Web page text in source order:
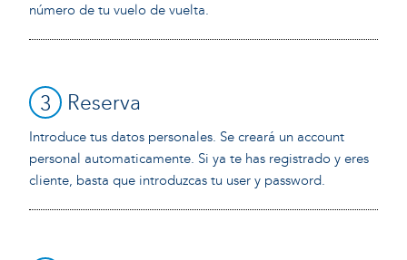
número de tu vuelo de vuelta.
3 Reserva
Introduce tus datos personales. Se creará un account
personal automaticamente. Si ya te has registrado y eres
cliente, basta que introduzcas tu user y password.